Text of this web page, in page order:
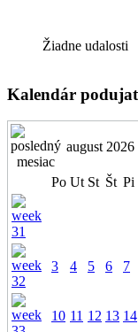
Žiadne udalosti
Kalendár
august 2026
Po Ut St Št Pi
3 4 5 6 7
10 11 12 13 14